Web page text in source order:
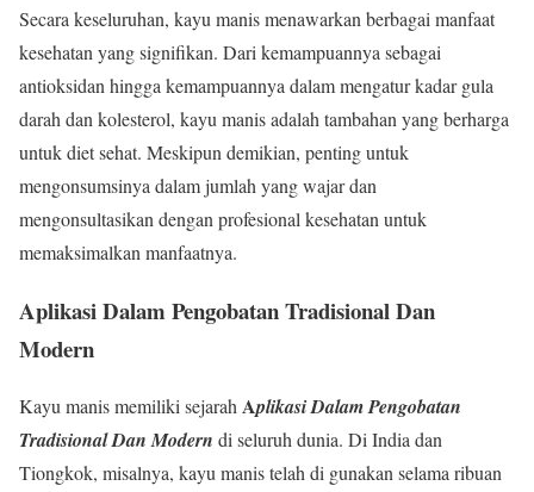
Secara keseluruhan, kayu manis menawarkan berbagai manfaat
kesehatan yang signifikan. Dari kemampuannya sebagai
antioksidan hingga kemampuannya dalam mengatur kadar gula
darah dan kolesterol, kayu manis adalah tambahan yang berharga
untuk diet sehat. Meskipun demikian, penting untuk
mengonsumsinya dalam jumlah yang wajar dan
mengonsultasikan dengan profesional kesehatan untuk
memaksimalkan manfaatnya.
Aplikasi Dalam Pengobatan Tradisional Dan
Modern
Kayu manis memiliki sejarahAplikasi Dalam Pengobatan
Tradisional Dan Modern di seluruh dunia. Di India dan
Tiongkok, misalnya, kayu manis telah di gunakan selama ribuan